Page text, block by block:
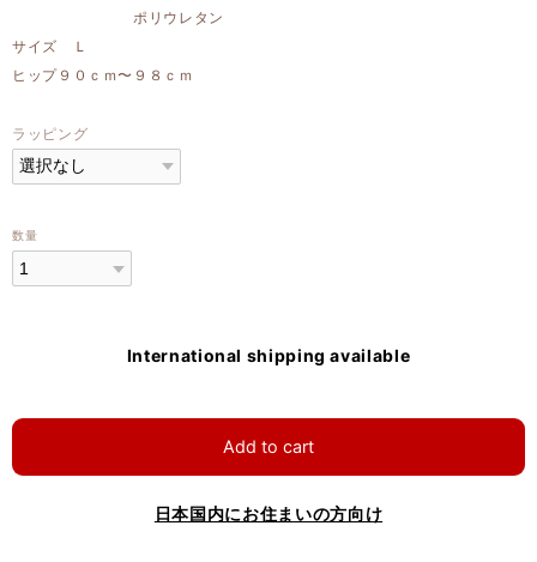
ポリウレタン
サイズ Ｌ
ヒップ９０ｃｍ〜９８ｃｍ
ラッピング
数量
International shipping available
Add to cart
日本国内にお住まいの方向け